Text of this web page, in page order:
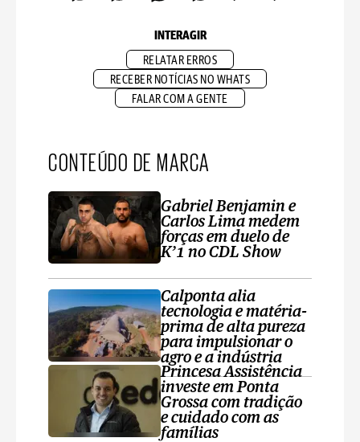
INTERAGIR
RELATAR ERROS
RECEBER NOTÍCIAS NO WHATS
FALAR COM A GENTE
CONTEÚDO DE MARCA
Gabriel Benjamin e
Carlos Lima medem
forças em duelo de
K’1 no CDL Show
Calponta alia
tecnologia e matéria-
prima de alta pureza
para impulsionar o
agro e a indústria
Princesa Assistência
investe em Ponta
Grossa com tradição
e cuidado com as
famílias